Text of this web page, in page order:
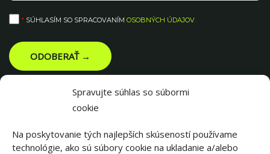
Spravujte súhlas so súbormi
cookie
Na poskytovanie tých najlepších skúseností používame
technológie, ako sú súbory cookie na ukladanie a/alebo
* SÚHLASÍM SO SPRACOVANÍM OSOBNÝCH ÚDAJOV
ODOBERAŤ →